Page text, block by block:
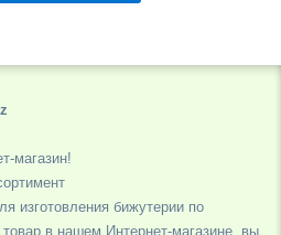
магазин!
изготовления бижутерии по
в нашем Интернет-магазине, вы